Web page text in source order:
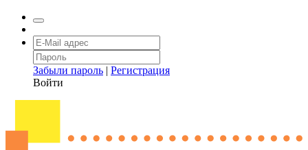
Забыли пароль | Регистрация
Войти